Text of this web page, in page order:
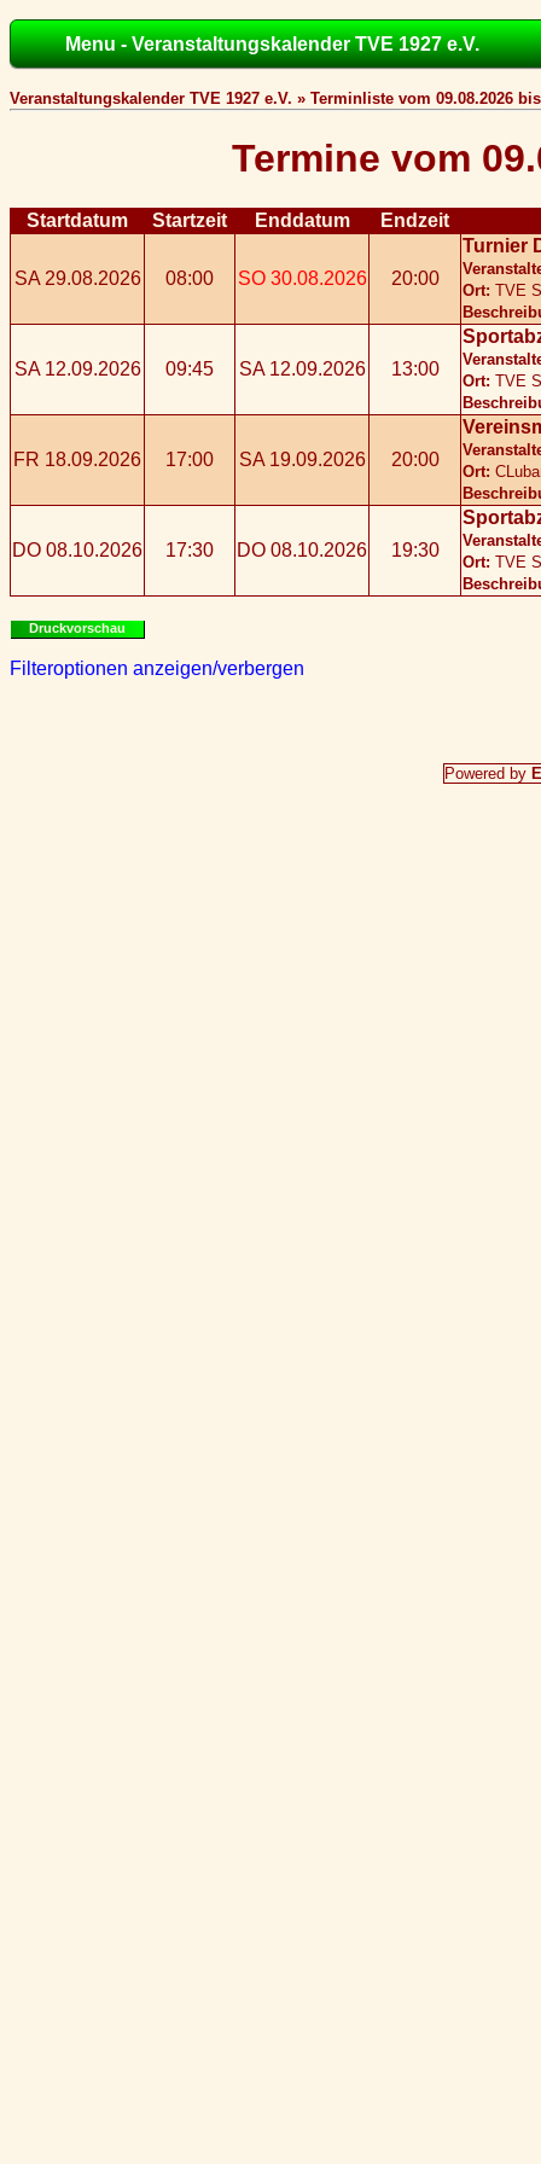
Menu - Veranstaltungskalender TVE 1927 e.V.
Veranstaltungskalender TVE 1927 e.V. » Terminliste vom 09.08.2026
Termine vom
Startdatum Startzeit Enddatum Endzeit
SA 29.08.2026 08:00 SO 30.08.2026 20:00
Turnier
Ort: TVE
SA 12.09.2026 09:45 SA 12.09.2026 13:00
Ort: TVE
FR 18.09.2026 17:00 SA 19.09.2026 20:00
Ort:
DO 08.10.2026 17:30 DO 08.10.2026 19:30
Ort: TVE
Druckvorschau
Filteroptionen anzeigen/verbergen
Powered by